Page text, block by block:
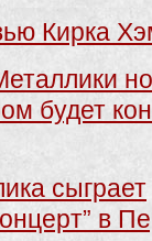
Кирка
будет
сыграет
в